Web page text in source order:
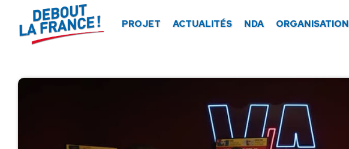
PROJET ACTUALITÉS NDA ORGANISATION
Panneau de gestion des cookies